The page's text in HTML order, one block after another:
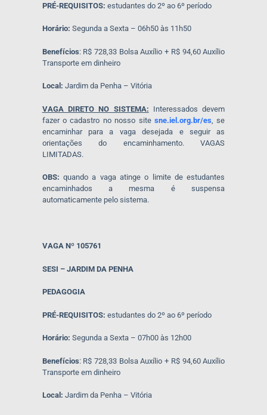
PRÉ-REQUISITOS: estudantes do 2º ao 6º período
Horário: Segunda a Sexta – 06h50 às 11h50
Benefícios: R$ 728,33 Bolsa Auxílio + R$ 94,60 Auxílio
Transporte em dinheiro
Local: Jardim da Penha – Vitória
VAGA DIRETO NO SISTEMA: Interessados devem
fazer o cadastro no nosso site sne.iel.org.br/es , se
encaminhar para a vaga desejada e seguir as
orientações do encaminhamento. VAGAS
LIMITADAS.
OBS: quando a vaga atinge o limite de estudantes
encaminhados a mesma é suspensa
automaticamente pelo sistema.
VAGA Nº 105761
SESI – JARDIM DA PENHA
PEDAGOGIA
PRÉ-REQUISITOS: estudantes do 2º ao 6º período
Horário: Segunda a Sexta – 07h00 às 12h00
Benefícios: R$ 728,33 Bolsa Auxílio + R$ 94,60 Auxílio
Transporte em dinheiro
Local: Jardim da Penha – Vitória